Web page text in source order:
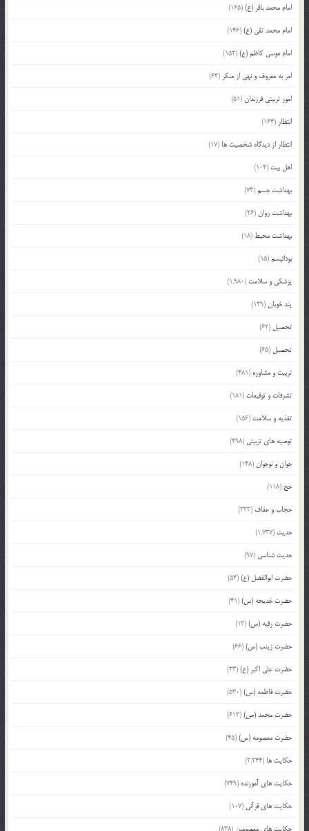
امام محمد باقر (ع)(165)
امام محمد تقی (ع)(146)
امام موسی کاظم (ع)(152)
امر به معروف و نهی از منکر (63)
امور تربیتی فرزندان(51)
انتظار (164)
انتظار از دیدگاه شخصیت ها (17)
اهل بیت (104)
بهداشت جسم(73)
بهداشت روان(26)
بهداشت محیط (18)
بودائیسم(15)
پزشکی و سلامت (1,980)
پند خوبان(129)
تحصیل (62)
تحصیل (65)
تربیت و مشاوره (481)
تشرفات و توقیعات (181)
تغذیه و سلامت (156)
توصیه های تربیتی (498)
جوان و نوجوان(148)
حج (118)
حجاب و عفاف (333)
حدیث (1,737)
حدیث شناسی (97)
حضرت ابوالفضل (ع)(54)
حضرت خدیجه (س)(41)
حضرت رقیه (س)(13)
حضرت زینب (س)(66)
حضرت علی اکبر (ع)(23)
حضرت فاطمه (س)(530)
حضرت محمد (ص)(613)
حضرت معصومه (س)(45)
حکایت ها (2,244)
حکایت های آموزنده (749)
حکایت های قرآنی (107)